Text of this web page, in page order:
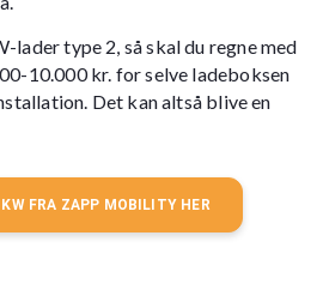
lader type 2, så skal du regne med
10.000 kr. for selve ladeboksen
Det kan altså blive en
FRA ZAPP MOBILITY HER